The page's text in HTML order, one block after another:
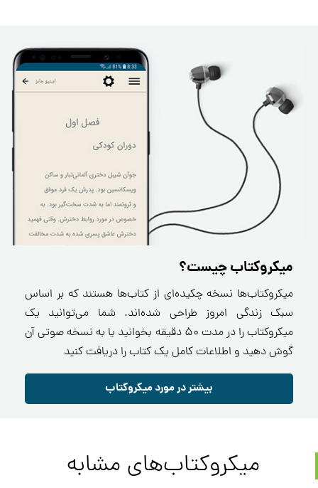
میکروکتاب چیست؟
میکروکتاب‌ها نسخه چکیده‌ای از کتاب‌ها هستند که بر اساس
سبک زندگی امروز طراحی شده‌اند. شما می‌توانید یک
میکروکتاب را در مدت ۵۰ دقیقه بخوانید یا به نسخه صوتی آن
گوش دهید و اطلاعات کامل یک کتاب را دریافت کنید
بیشتر در مورد میکروکتاب
میکروکتاب‌های مشابه